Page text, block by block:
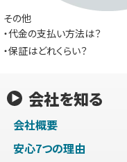
その他
・代金の支払い方法は？
・保証はどれくらい？
会社を知る
会社概要
安心7つの理由